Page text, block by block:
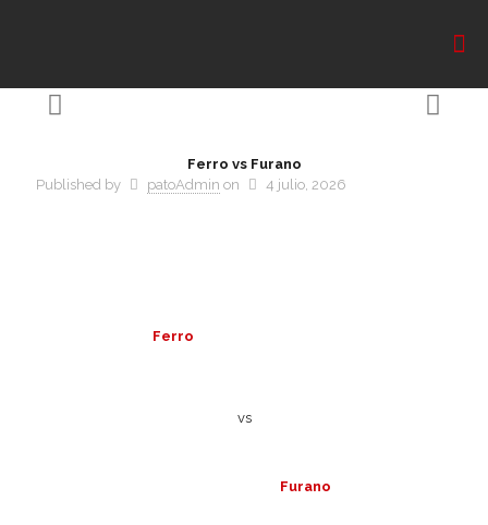
Ferro vs Furano
Published by
patoAdmin on 4 julio, 2026
Ferro
vs
Furano